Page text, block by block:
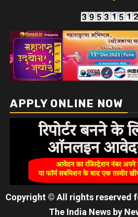
APPLY ONLINE NOW
Copyright © All rights reserved
The India News by